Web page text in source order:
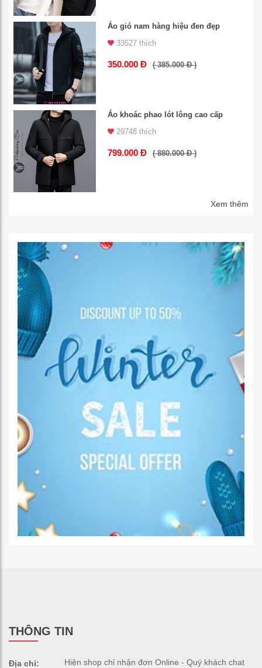
Áo gió nam hàng hiệu đen đẹp
33527 thích
350.000 Đ ( 385.000 Đ )
Áo khoác phao lót lông cao cấp
29748 thích
799.000 Đ ( 880.000 Đ )
Xem thêm
THÔNG TIN
Địa chỉ:
Hiện shop chỉ nhận đơn Online - Quý khách chat